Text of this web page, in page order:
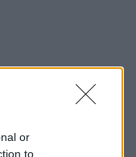
or
to